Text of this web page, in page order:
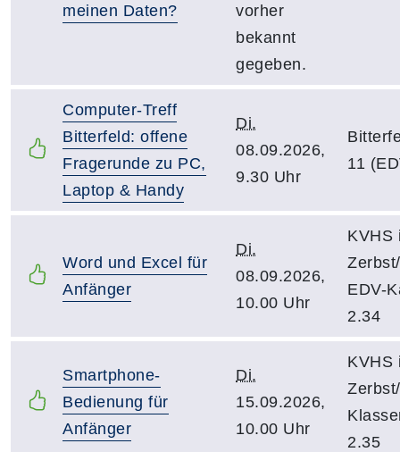
meinen Daten?
vorher
bekannt
gegeben.
Computer-Treff
Bitterfeld: offene
Fragerunde zu PC,
Laptop & Handy
Di.
08.09.2026,
9.30 Uhr
11
Word und Excel für
Anfänger
Di.
08.09.2026,
10.00 Uhr
KVHS
EDV-
2.34
Smartphone-
Bedienung für
Anfänger
Di.
15.09.2026,
10.00 Uhr
KVHS
2.35